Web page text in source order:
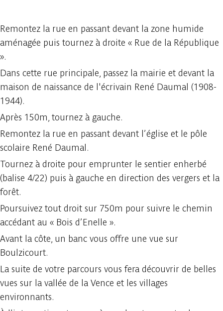
Remontez la rue en passant devant la zone humide
aménagée puis tournez à droite « Rue de la République
».
Dans cette rue principale, passez la mairie et devant la
maison de naissance de l'écrivain René Daumal (1908-
1944).
Après 150m, tournez à gauche.
Remontez la rue en passant devant l’église et le pôle
scolaire René Daumal.
Tournez à droite pour emprunter le sentier enherbé
(balise 4/22) puis à gauche en direction des vergers et la
forêt.
Poursuivez tout droit sur 750m pour suivre le chemin
accédant au « Bois d’Enelle ».
Avant la côte, un banc vous offre une vue sur
Boulzicourt.
La suite de votre parcours vous fera découvrir de belles
vues sur la vallée de la Vence et les villages
environnants.